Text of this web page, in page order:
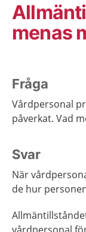
menas
Fråga
Vårdpersonal
påverkat. Vad
Svar
När
de hur